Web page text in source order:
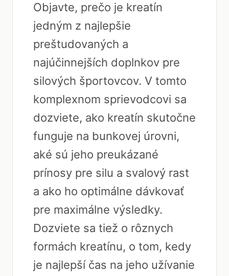
Objavte, prečo je kreatín
jedným z najlepšie
preštudovaných a
najúčinnejších doplnkov pre
silových športovcov. V tomto
komplexnom sprievodcovi sa
dozviete, ako kreatín skutočne
funguje na bunkovej úrovni,
aké sú jeho preukázané
prínosy pre silu a svalový rast
a ako ho optimálne dávkovať
pre maximálne výsledky.
Dozviete sa tiež o rôznych
formách kreatínu, o tom, kedy
je najlepší čas na jeho užívanie